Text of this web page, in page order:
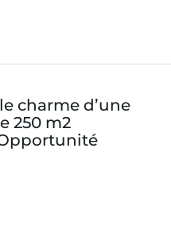
charme d’une
250 m2